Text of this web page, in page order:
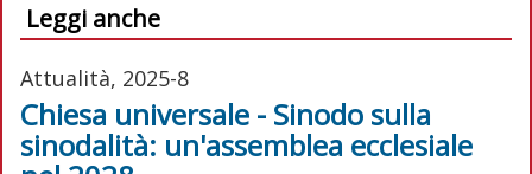
Leggi anche
Attualità, 2025-8
Chiesa universale - Sinodo sulla
sinodalità: un'assemblea ecclesiale